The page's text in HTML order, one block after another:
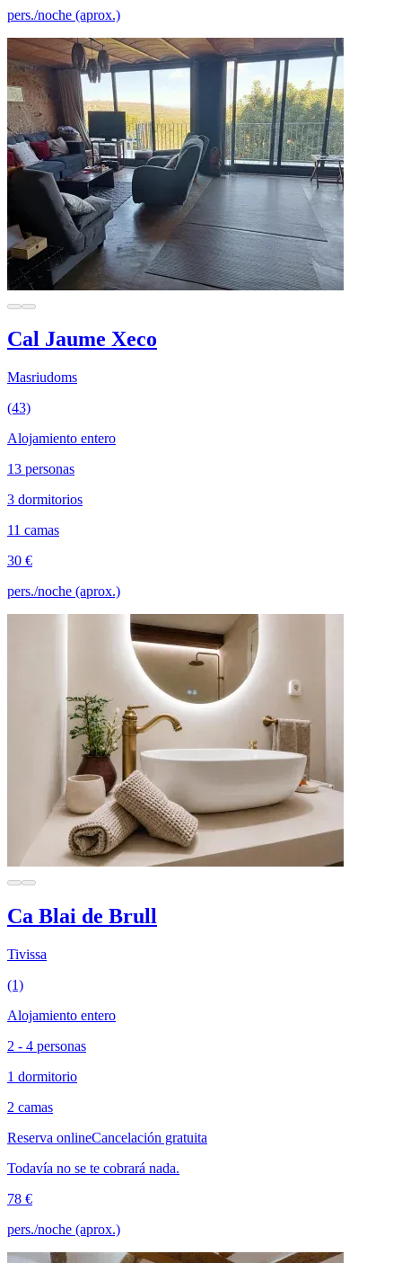
pers./noche (aprox.)
Cal Jaume Xeco
Masriudoms
(43)
Alojamiento entero
13 personas
3 dormitorios
11 camas
30 €
pers./noche (aprox.)
Ca Blai de Brull
Tivissa
(1)
Alojamiento entero
2 - 4 personas
1 dormitorio
2 camas
Reserva onlineCancelación gratuita
Todavía no se te cobrará nada.
78 €
pers./noche (aprox.)